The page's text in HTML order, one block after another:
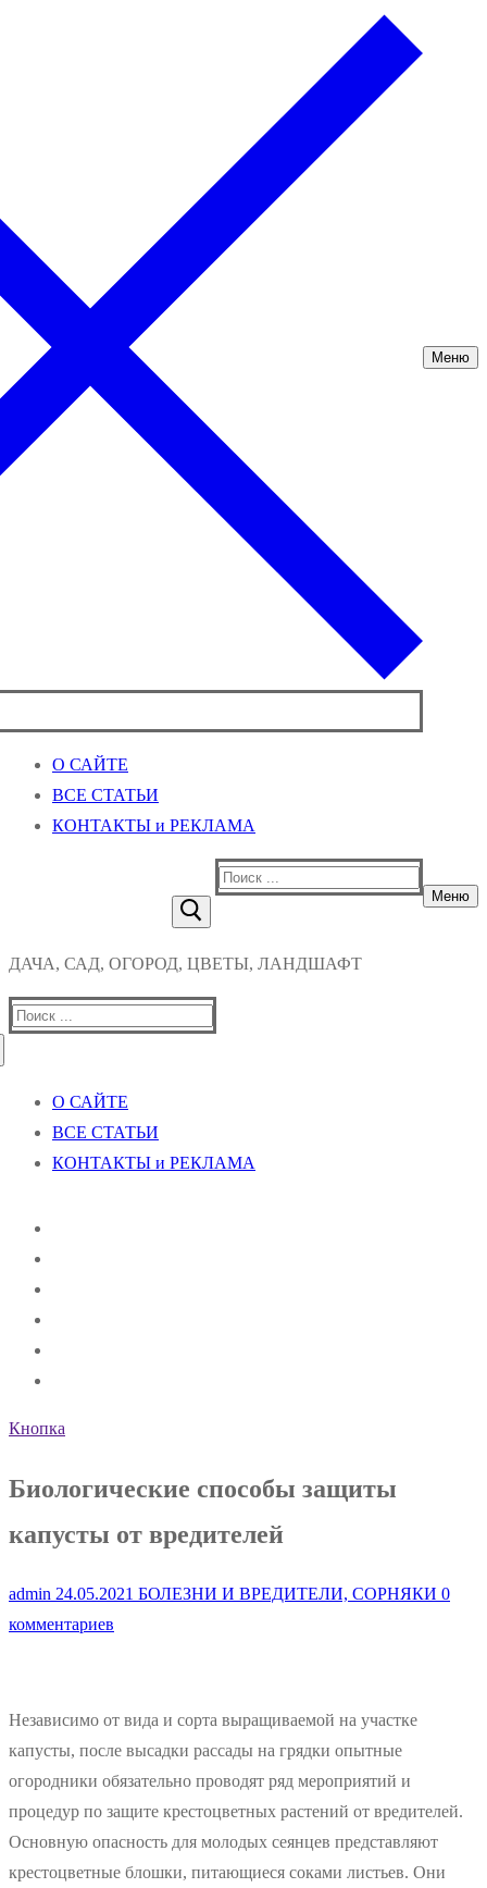
Меню
О САЙТЕ
ВСЕ СТАТЬИ
КОНТАКТЫ и РЕКЛАМА
Найти:
Меню
ДАЧА, САД, ОГОРОД, ЦВЕТЫ, ЛАНДШАФТ
Найти:
О САЙТЕ
ВСЕ СТАТЬИ
КОНТАКТЫ и РЕКЛАМА
Кнопка
Биологические способы защиты
капусты от вредителей
admin 24.05.2021 БОЛЕЗНИ И ВРЕДИТЕЛИ, СОРНЯКИ 0
комментариев
Независимо от вида и сорта выращиваемой на участке
капусты, после высадки рассады на грядки опытные
огородники обязательно проводят ряд мероприятий и
процедур по защите крестоцветных растений от вредителей.
Основную опасность для молодых сеянцев представляют
крестоцветные блошки, питающиеся соками листьев. Они